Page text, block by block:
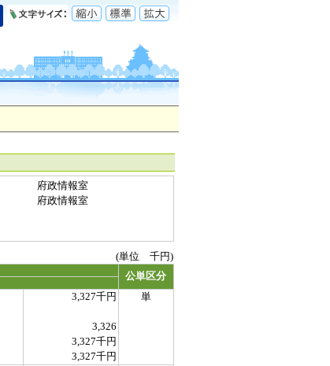
府政情報室
府政情報室
(単位 千円)
公単区分
3,327千円
単
3,326
3,327千円
3,327千円